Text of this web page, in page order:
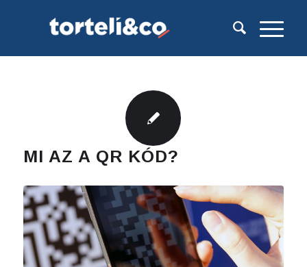
MI AZ A QR KÓD?